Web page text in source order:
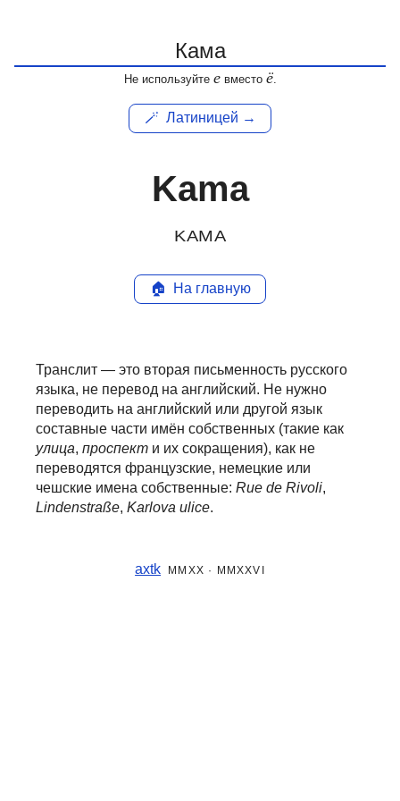
Не используйте евместо ё.
🪄 Латиницей →
Kama
KAMA
🏠 На главную
Транслит — это вторая письменность русского
языка, не перевод на английский. Не нужно
переводить на английский или другой язык
составные части имён собственных (такие как
улица, проспект и их сокращения), как не
переводятся французские, немецкие или
чешские имена собственные: Rue de Rivoli,
Lindenstraße, Karlova ulice.
axtk MMXX · MMXXVI